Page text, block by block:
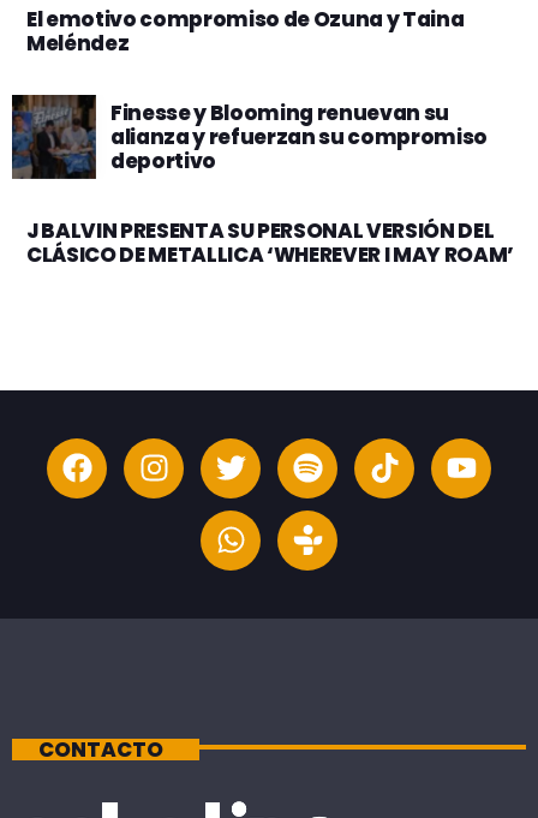
El emotivo compromiso de Ozuna y Taina
Meléndez
Finesse y Blooming renuevan su
alianza y refuerzan su compromiso
deportivo
J BALVIN PRESENTA SU PERSONAL VERSIÓN DEL
CLÁSICO DE METALLICA ‘WHEREVER I MAY ROAM’
CONTACTO